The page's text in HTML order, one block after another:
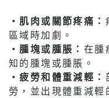
‧肌肉或關節疼痛：
區域時加劇。
‧腫塊或腫脹： 在腫
知的腫塊或腫脹。
‧疲勞和體重減輕：
勞，並出現體重減輕